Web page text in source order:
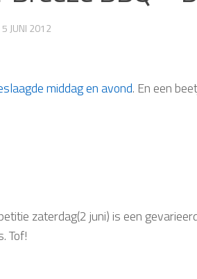
5 JUNI 2012
middag en avond. En een
zaterdag(2 juni) is een
Tof!